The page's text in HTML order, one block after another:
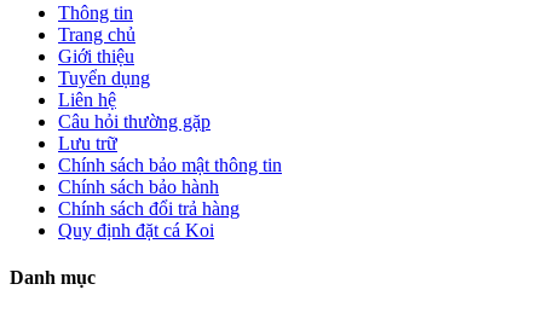
Thông tin
Trang chủ
Giới thiệu
Tuyển dụng
Liên hệ
Câu hỏi thường gặp
Lưu trữ
Chính sách bảo mật thông tin
Chính sách bảo hành
Chính sách đổi trả hàng
Quy định đặt cá Koi
Danh mục